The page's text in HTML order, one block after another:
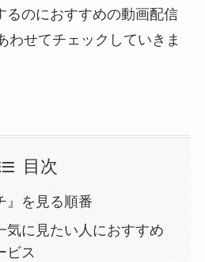
るのにおすすめの動画配信
わせてチェックしていきま
目次
』を見る順番
気に見たい人におすすめ
ビス